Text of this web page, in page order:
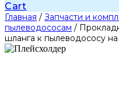
Cart
Главная / Запчасти и
пылеводососам /
шланга к пылеводососу на